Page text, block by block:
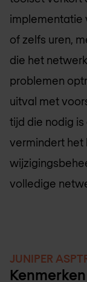
implementatie
of zelfs uren,
die het
problemen
uitval met
tijd die nodig
vermindert het
volledige
JUNIPER